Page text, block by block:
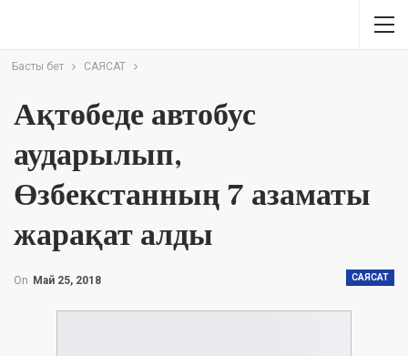
Басты бет САЯСАТ
Ақтөбеде автобус
аударылып,
Өзбекстанның 7 азаматы
жарақат алды
САЯСАТ
On Май 25, 2018